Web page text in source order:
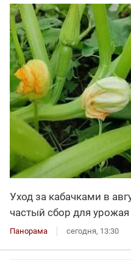
Уход за кабачками в
частый сбор для
Панорама сегодня, 13:30